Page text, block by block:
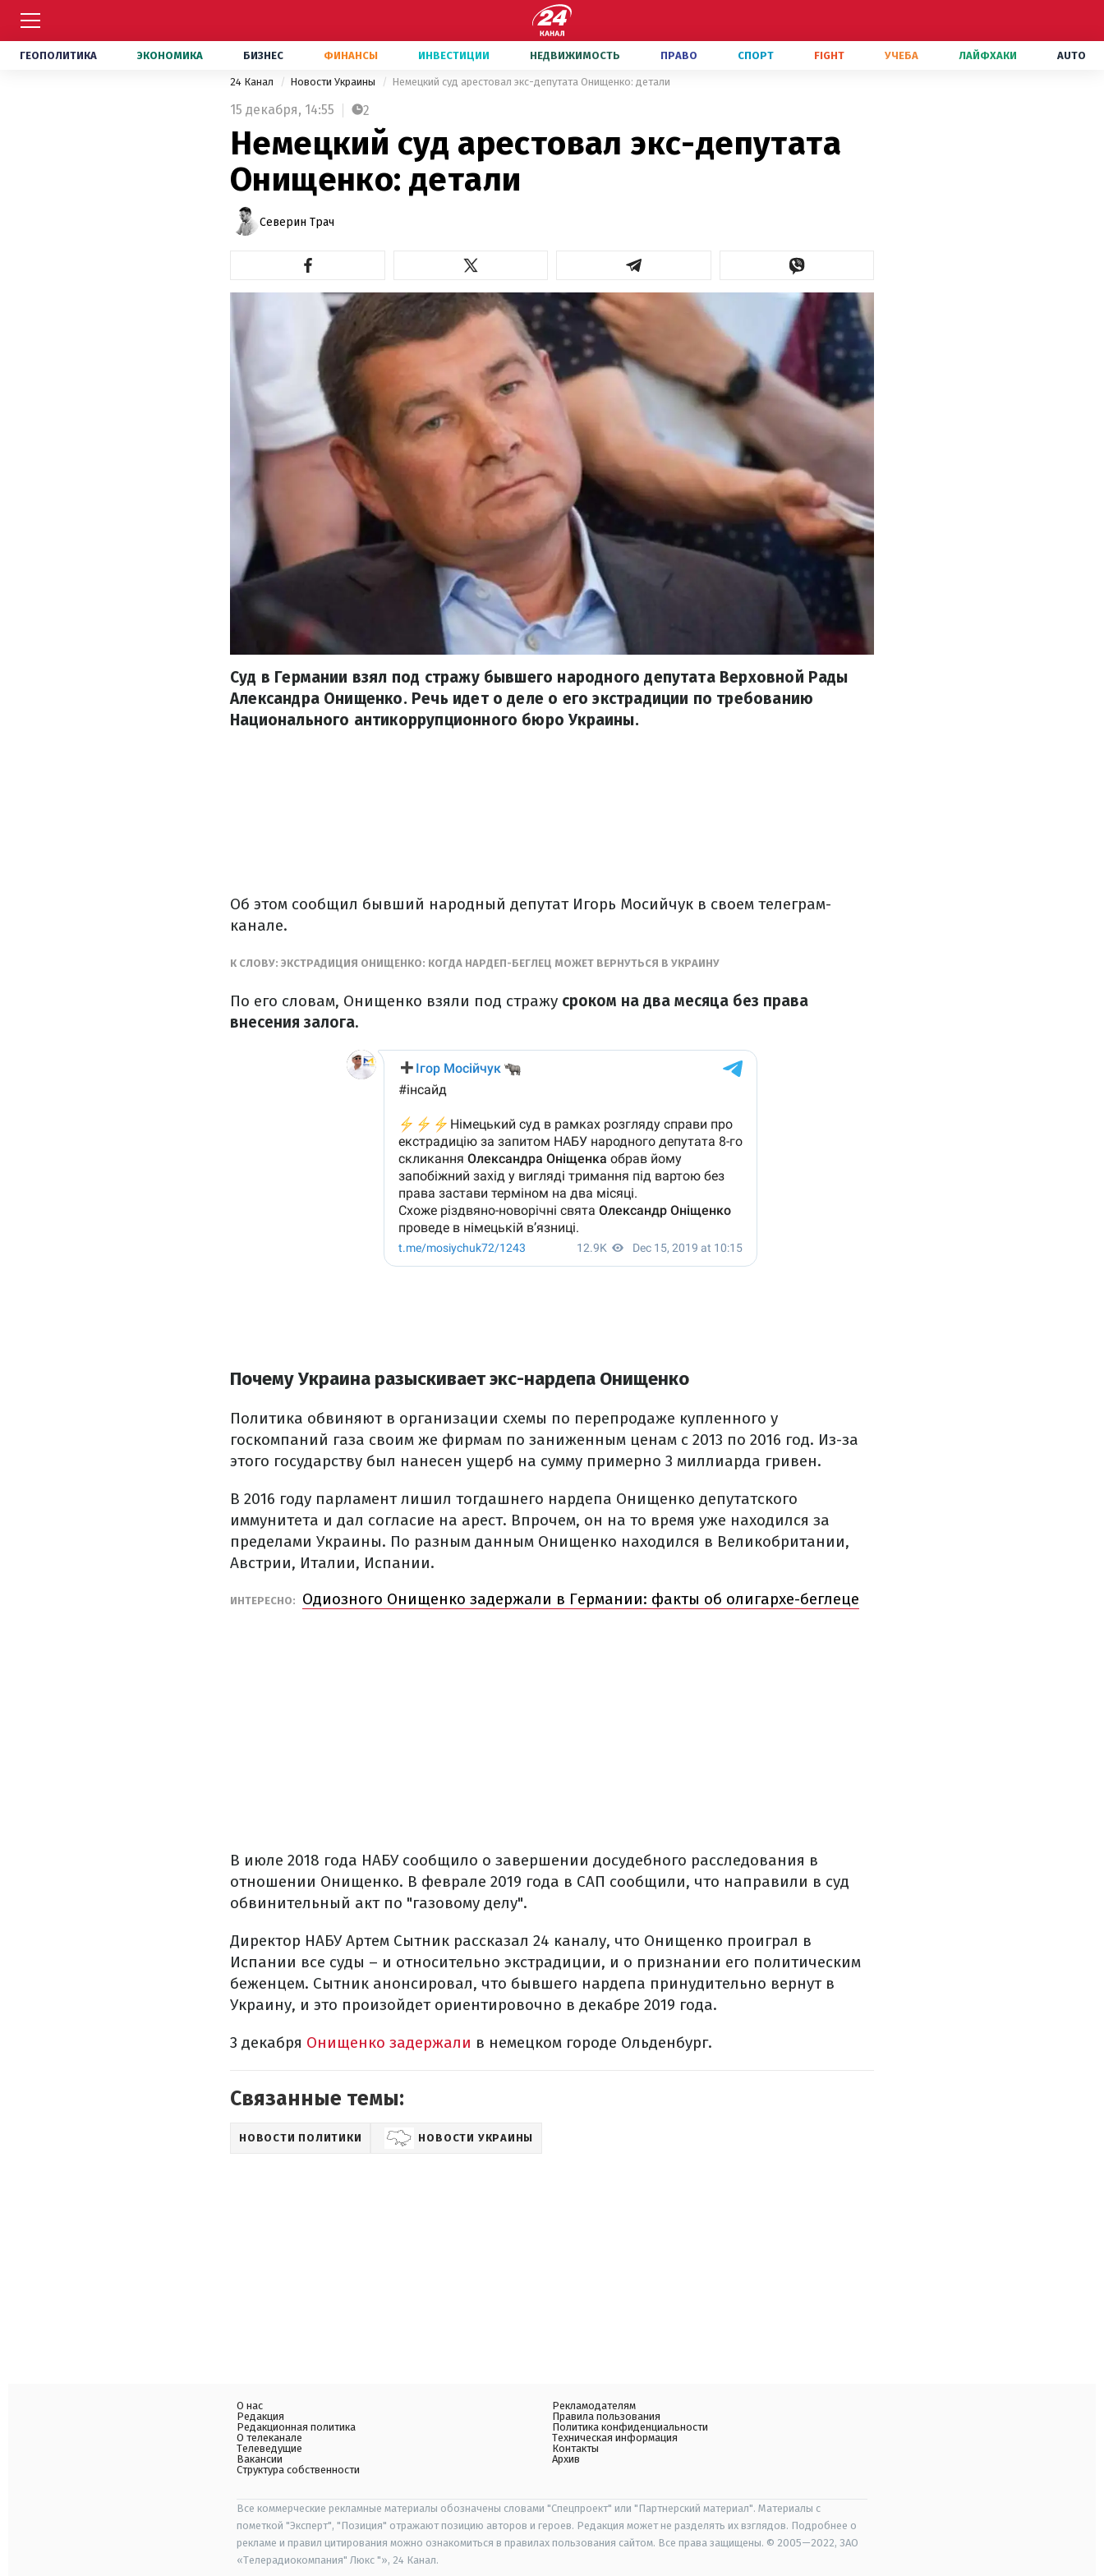
ГЕОПОЛИТИКА ЭКОНОМИКА БИЗНЕС ФИНАНСЫ ИНВЕСТИЦИИ НЕДВИЖИМОСТЬ ПРАВО СПОРТ FIGHT УЧЕБА ЛАЙФХАКИ AUTO
24 Канал Новости Украины Немецкий суд арестовал экс-депутата Онищенко: детали
15 декабря, 14:55 2
Немецкий суд арестовал экс-депутата
Онищенко: детали
Северин Трач
Суд в Германии взял под стражу бывшего народного депутата Верховной Рады
Александра Онищенко. Речь идет о деле о его экстрадиции по требованию
Национального антикоррупционного бюро Украины.
Об этом сообщил бывший народный депутат Игорь Мосийчук в своем телеграм-
канале.
К СЛОВУ: ЭКСТРАДИЦИЯ ОНИЩЕНКО: КОГДА НАРДЕП-БЕГЛЕЦ МОЖЕТ ВЕРНУТЬСЯ В УКРАИНУ
По его словам, Онищенко взяли под стражу сроком на два месяца без права
внесения залога.
Почему Украина разыскивает экс-нардепа Онищенко
Политика обвиняют в организации схемы по перепродаже купленного у
госкомпаний газа своим же фирмам по заниженным ценам с 2013 по 2016 год. Из-за
этого государству был нанесен ущерб на сумму примерно 3 миллиарда гривен.
В 2016 году парламент лишил тогдашнего нардепа Онищенко депутатского
иммунитета и дал согласие на арест. Впрочем, он на то время уже находился за
пределами Украины. По разным данным Онищенко находился в Великобритании,
Австрии, Италии, Испании.
ИНТЕРЕСНО: Одиозного Онищенко задержали в Германии: факты об олигархе-беглеце
В июле 2018 года НАБУ сообщило о завершении досудебного расследования в
отношении Онищенко. В феврале 2019 года в САП сообщили, что направили в суд
обвинительный акт по "газовому делу".
Директор НАБУ Артем Сытник рассказал 24 каналу, что Онищенко проиграл в
Испании все суды – и относительно экстрадиции, и о признании его политическим
беженцем. Сытник анонсировал, что бывшего нардепа принудительно вернут в
Украину, и это произойдет ориентировочно в декабре 2019 года.
3 декабря Онищенко задержали в немецком городе Ольденбург.
Связанные темы:
НОВОСТИ ПОЛИТИКИ НОВОСТИ УКРАИНЫ
О нас
Редакция
Редакционная политика
О телеканале
Телеведущие
Вакансии
Структура собственности
Рекламодателям
Правила пользования
Политика конфиденциальности
Техническая информация
Контакты
Архив
Все коммерческие рекламные материалы обозначены словами "Спецпроект" или "Партнерский материал". Материалы с
пометкой "Эксперт", "Позиция" отражают позицию авторов и героев. Редакция может не разделять их взглядов. Подробнее о
рекламе и правил цитирования можно ознакомиться в правилах пользования сайтом. Все права защищены. © 2005—2022, ЗАО
«Телерадиокомпания" Люкс "», 24 Канал.